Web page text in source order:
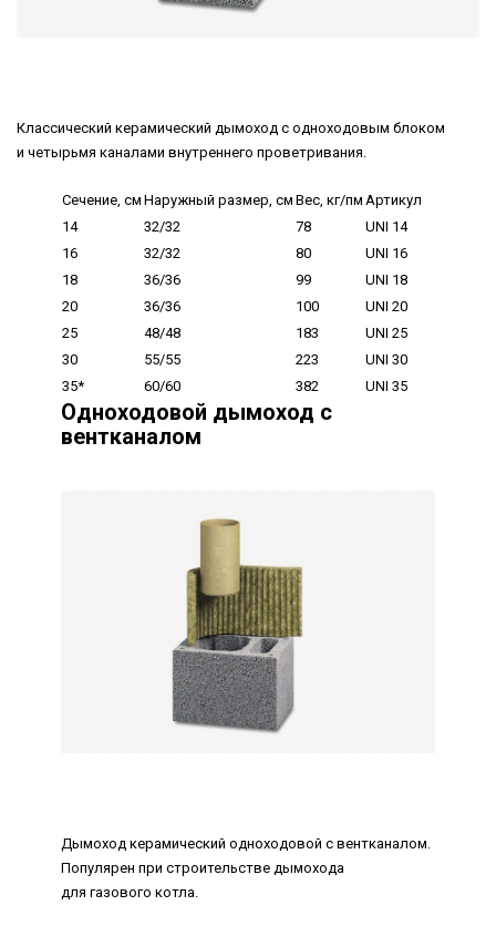
Классический керамический дымоход с одноходовым блоком
и четырьмя каналами внутреннего проветривания.
Сечение, см Наружный размер, см Вес, кг/пм Артикул
14
32/32 78
UNI 14
16
32/32 80
UNI 16
18
36/36 99
UNI 18
20
36/36 100
UNI 20
25
48/48 183
UNI 25
30
55/55 223
UNI 30
35*
60/60 382 UNI 35
Одноходовой дымоход с
вентканалом
Дымоход керамический одноходовой с вентканалом.
Популярен при строительстве дымохода
для газового котла.